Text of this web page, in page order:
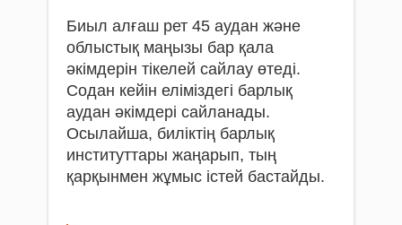
Биыл алғаш рет 45 аудан және
облыстық маңызы бар қала
әкімдерін тікелей сайлау өтеді.
Содан кейін еліміздегі барлық
аудан әкімдері сайланады.
Осылайша, биліктің барлық
институттары жаңарып, тың
қарқынмен жұмыс істей бастайды.